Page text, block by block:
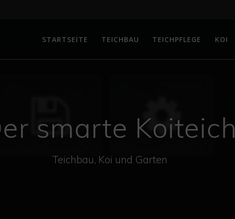
STARTSEITE TEICHBAU TEICHPFLEGE KOI
smarte Koiteich
Teichbau, Koi und Garten